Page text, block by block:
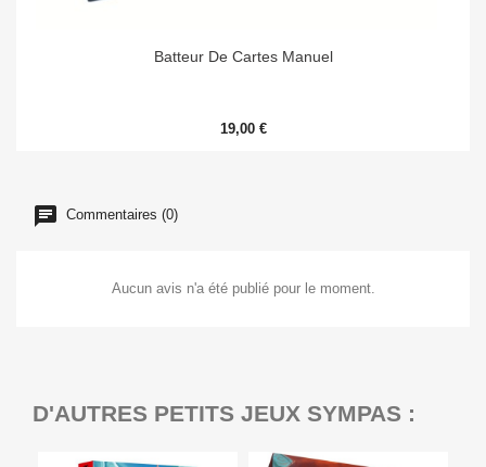
Batteur De Cartes Manuel
19,00 €
Commentaires (0)
Aucun avis n'a été publié pour le moment.
D'AUTRES PETITS JEUX SYMPAS :